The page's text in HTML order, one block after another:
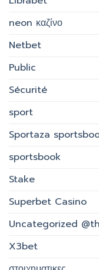
neon καζίνο
Netbet
Public
Sécurité
sport
Sportaza
sportsbook
Stake
Superbet Casino
Uncategorized @th
X3bet